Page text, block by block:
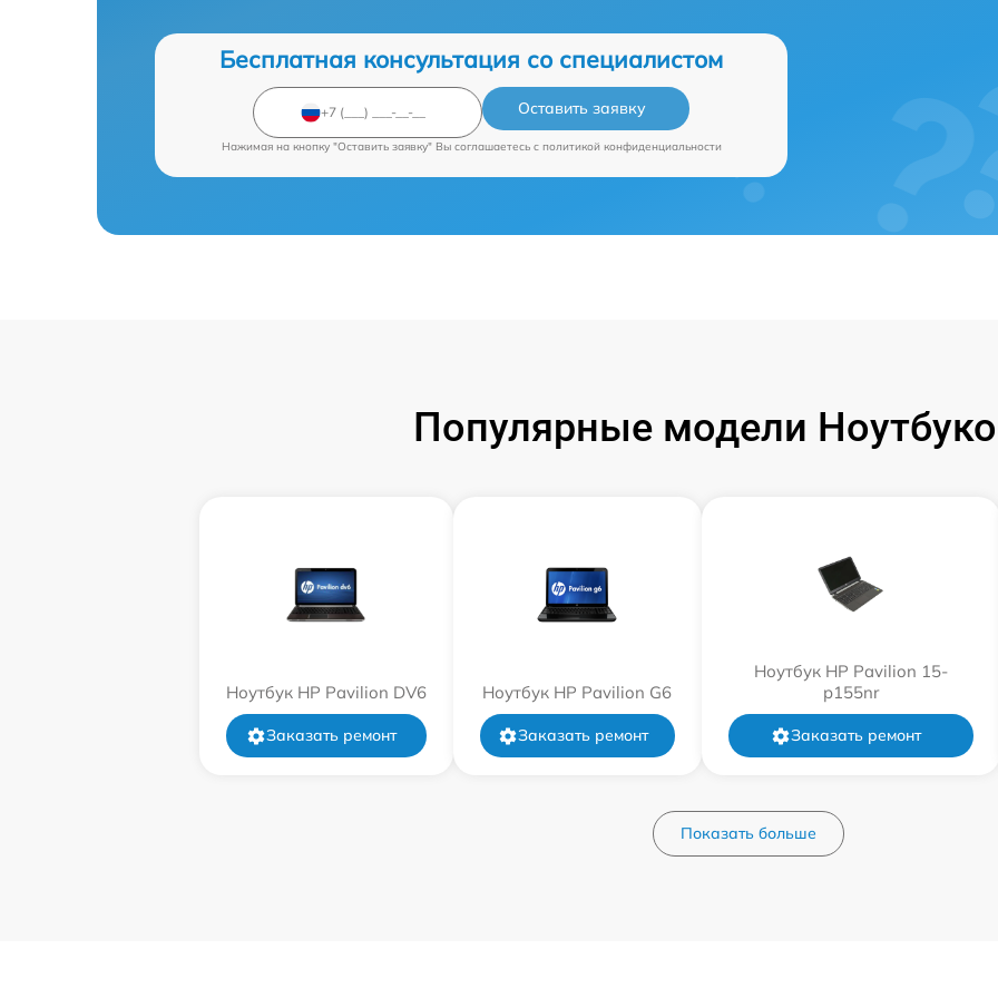
Бесплатная консультация со специалистом
Оставить заявку
Нажимая на кнопку "Оставить заявку" Вы соглашаетесь c политикой конфиденциальности
Популярные модели
Ноутбук HP Pavilion DV6
Заказать ремонт
Ноутбук HP Pavilion G6
Заказать ремонт
Ноутбук HP Pavilion 15-
p155nr
Заказать ремонт
Показать больше